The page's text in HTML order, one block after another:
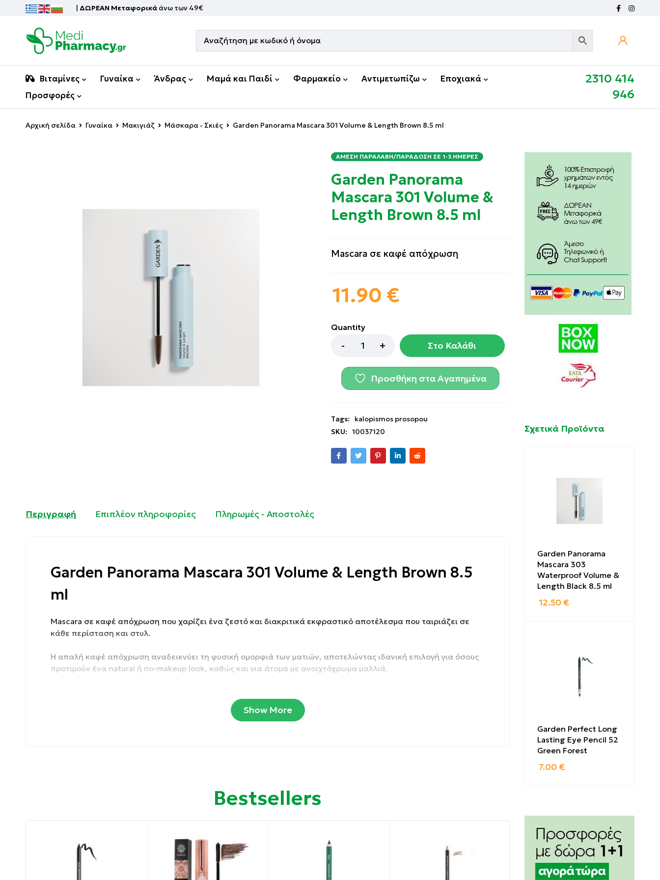
| ΔΩΡΕΑΝ Μεταφορικά άνω των 49€
Βιταμίνες Γυναίκα Άνδρας Μαμά και Παιδί Φαρμακείο Αντιμετωπίζω
Εποχιακά
Προσφορές
2310 414
946
Αρχική σελίδα Γυναίκα Μακιγιάζ Μάσκαρα - Σκιές Garden Panorama Mascara 301 Volume & Length Brown 8.5 ml
ΆΜΕΣΗ ΠΑΡΑΛΑΒΉ/ΠΑΡΆΔΟΣΗ ΣΕ 1-3 ΗΜΈΡΕΣ
Garden Panorama
Mascara 301 Volume &
Length Brown 8.5 ml
Mascara σε καφέ απόχρωση
11.90 €
Quantity
Στο Καλάθι
Προσθήκη στα Αγαπημένα
Tags:
kalopismos prosopou
SKU:
10037120
Περιγραφή Επιπλέον πληροφορίες Πληρωμές - Αποστολές
Garden Panorama Mascara 301 Volume & Length Brown 8.5
ml
Mascara σε καφέ απόχρωση που χαρίζει ένα ζεστό και διακριτικά εκφραστικό αποτέλεσμα που ταιριάζει σε
κάθε περίσταση και στυλ.
Η απαλή καφέ απόχρωση αναδεικνύει τη φυσική ομορφιά των ματιών, αποτελώντας ιδανική επιλογή για όσους
προτιμούν ένα natural ή no-makeup look, καθώς και για άτομα με ανοιχτόχρωμα μαλλιά.
ακόμα και τις πιο κοντές βλεφαρίδες. Για πιο έντονο αποτέλεσμα και εφέ ψεύτικων βλεφαρίδων, μπορείτε να
Ιδιότητες
Ζεστή καφέ απόχρωση για φυσικό αποτέλεσμα
Show More
Bestsellers
Σχετικά Προϊόντα
Garden Panorama
Mascara 303
Waterproof Volume &
Length Black 8.5 ml
12.50 €
Garden Perfect Long
Lasting Eye Pencil 52
Green Forest
7.00 €